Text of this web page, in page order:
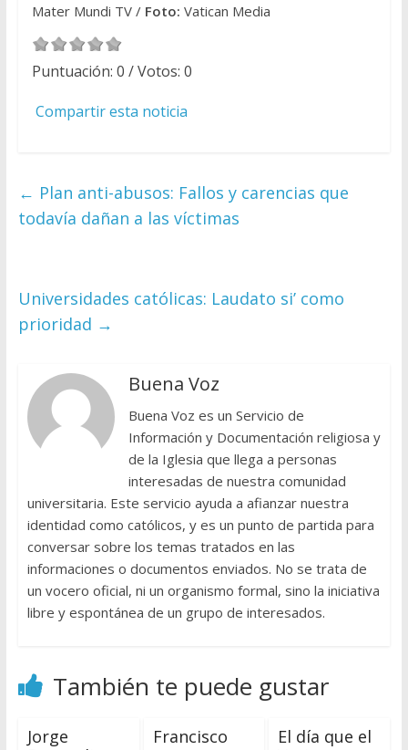
Mater Mundi TV / Foto: Vatican Media
Puntuación: 0 / Votos: 0
Compartir esta noticia
← Plan anti-abusos: Fallos y carencias que
todavía dañan a las víctimas
Universidades católicas: Laudato si’ como
prioridad →
Buena Voz
Buena Voz es un Servicio de
Información y Documentación religiosa y
de la Iglesia que llega a personas
interesadas de nuestra comunidad
universitaria. Este servicio ayuda a afianzar nuestra
identidad como católicos, y es un punto de partida para
conversar sobre los temas tratados en las
informaciones o documentos enviados. No se trata de
un vocero oficial, ni un organismo formal, sino la iniciativa
libre y espontánea de un grupo de interesados.
También te puede gustar
Jorge
Francisco
El día que el